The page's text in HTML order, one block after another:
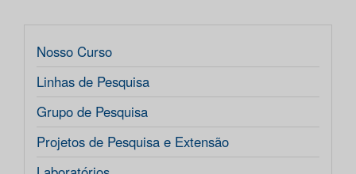
Nosso Curso
Linhas de Pesquisa
Grupo de Pesquisa
Projetos de Pesquisa e Extensão